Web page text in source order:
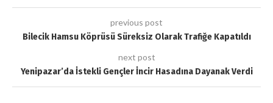
previous post
Bilecik Hamsu Köprüsü Süreksiz Olarak Trafiğe Kapatıldı
next post
Yenipazar’da İstekli Gençler İncir Hasadına Dayanak Verdi